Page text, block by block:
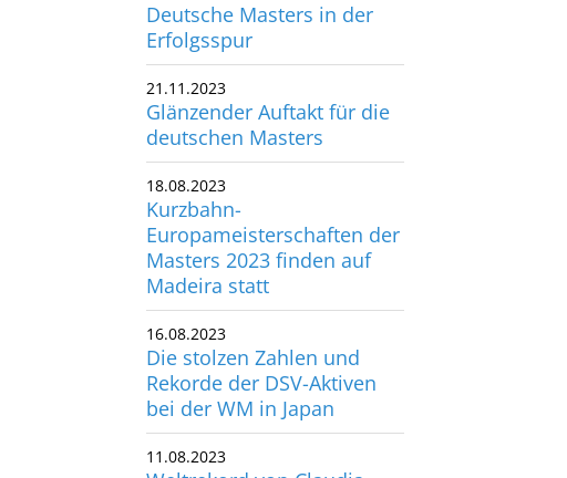
Deutsche Masters in der
Erfolgsspur
21.11.2023
Glänzender Auftakt für die
deutschen Masters
18.08.2023
Kurzbahn-
Europameisterschaften der
Masters 2023 finden auf
Madeira statt
16.08.2023
Die stolzen Zahlen und
Rekorde der DSV-Aktiven
bei der WM in Japan
11.08.2023